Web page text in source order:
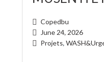
Copedbu
June 24, 2026
Projets,